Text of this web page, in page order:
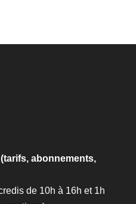
abonnements,
de 10h à 16h et 1h